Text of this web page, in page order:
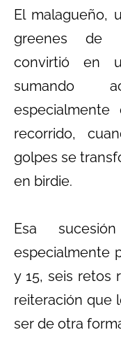
El malagueño,
greenes de
convirtió en
sumando
recorrido,
golpes se
en birdie.
Esa
especialmente
y 15, seis retos
reiteración que
ser de otra